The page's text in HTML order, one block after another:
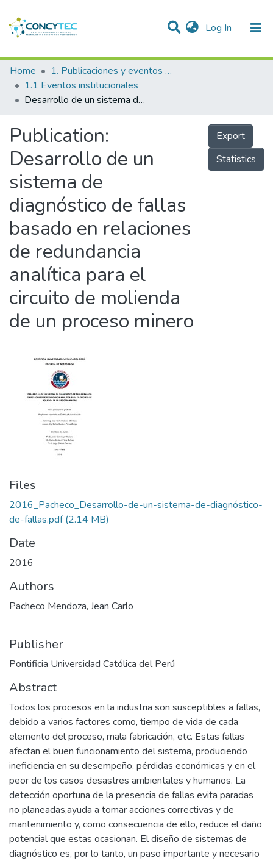
Log In (current)
Communities & Collections
Research Outputs
People
Statistics
Home
1. Publicaciones y eventos institucionales
1.1 Eventos institucionales
Desarrollo de un sistema de diagnóstico de fallas basado en relaciones de redundancia analítica para el circuito de molienda de un proceso minero
Publication:
Desarrollo de un
sistema de
diagnóstico de fallas
basado en relaciones
de redundancia
analítica para el
circuito de molienda
de un proceso minero
Export
Statistics
Files
2016_Pacheco_Desarrollo-de-un-sistema-de-diagnóstico-
de-fallas.pdf (2.14 MB)
Date
2016
Authors
Pacheco Mendoza, Jean Carlo
Publisher
Pontificia Universidad Católica del Perú
Abstract
Todos los procesos en la industria son susceptibles a fallas,
debido a varios factores como, tiempo de vida de cada
elemento del proceso, mala fabricación, etc. Estas fallas
afectan el buen funcionamiento del sistema, produciendo
ineficiencia en su desempeño, pérdidas económicas y en el
peor de los casos desastres ambientales y humanos. La
detección oportuna de la presencia de fallas evita paradas
no planeadas,ayuda a tomar acciones correctivas y de
mantenimiento y, como consecuencia de ello, reduce el daño
potencial que estas ocasionan. El diseño de sistemas de
diagnóstico es, por lo tanto, un paso importante y necesario